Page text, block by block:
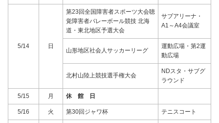
5/14 日
第23回全国障害者スポーツ大会聴
覚障害者バレーボール競技 北海
道・東北地区予選大会
サブアリーナ・
A1～A4会議室
山形地区社会人サッカーリーグ
運動広場・第2運
動広場
北村山陸上競技選手権大会
NDスタ・サブグ
ラウンド
5/15 月 休 館 日
5/16 火 第30回ジャワ杯 テニスコート